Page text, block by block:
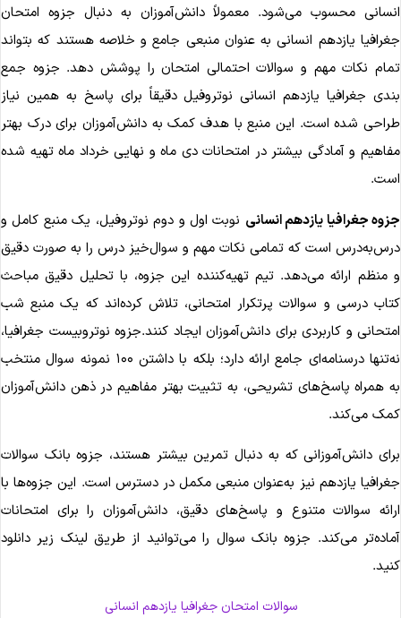
محسوب می‌شود. معمولاً دانش‌آموزان به دنبال جزوه امتحان
یازدهم انسانی به عنوان منبعی جامع و خلاصه هستند که بتواند
نکات مهم و سوالات احتمالی امتحان را پوشش دهد. جزوه جمع
جغرافیا یازدهم انسانی نوتروفیل دقیقاً برای پاسخ به همین نیاز
شده است. این منبع با هدف کمک به دانش‌آموزان برای درک بهتر
و آمادگی بیشتر در امتحانات دی ماه و نهایی خرداد ماه تهیه شده
جغرافیا یازدهم انسانینوبت اول و دوم نوتروفیل، یک منبع کامل و
است که تمامی نکات مهم و سوال‌خیز درس را به صورت دقیق
منظم ارائه می‌دهد. تیم تهیه‌کننده این جزوه، با تحلیل دقیق مباحث
درسی و سوالات پرتکرار امتحانی، تلاش کرده‌اند که یک منبع شب
و کاربردی برای دانش‌آموزان ایجاد کنند.جزوه نوتروبیست جغرافیا،
نه‌تنها درسنامه‌ای جامع ارائه دارد؛ بلکه با داشتن ۱۰۰ نمونه سوال منتخب
همراه پاسخ‌های تشریحی، به تثبیت بهتر مفاهیم در ذهن دانش‌آموزان
می‌کند.
دانش‌آموزانی که به دنبال تمرین بیشتر هستند، جزوه بانک سوالات
یازدهم نیز به‌عنوان منبعی مکمل در دسترس است. این جزوه‌ها با
سوالات متنوع و پاسخ‌های دقیق، دانش‌آموزان را برای امتحانات
می‌کند. جزوه بانک سوال را می‌توانید از طریق لینک زیر دانلود
سوالات امتحان جغرافیا یازدهم انسانی